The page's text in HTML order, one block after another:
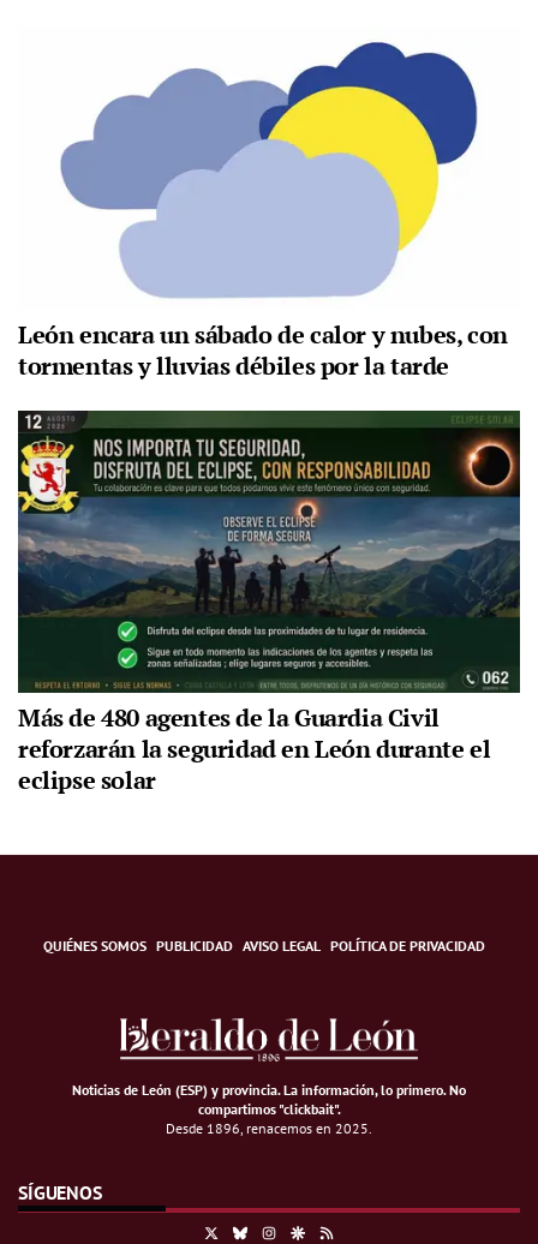
León encara un sábado de calor y nubes, con
tormentas y lluvias débiles por la tarde
Más de 480 agentes de la Guardia Civil
reforzarán la seguridad en León durante el
eclipse solar
QUIÉNES SOMOS PUBLICIDAD AVISO LEGAL POLÍTICA DE PRIVACIDAD
Noticias de León (ESP) y provincia. La información, lo primero.No
compartimos "clickbait".
Desde 1896, renacemos en 2025.
SÍGUENOS
BlueskyInstagramGoogle Discover